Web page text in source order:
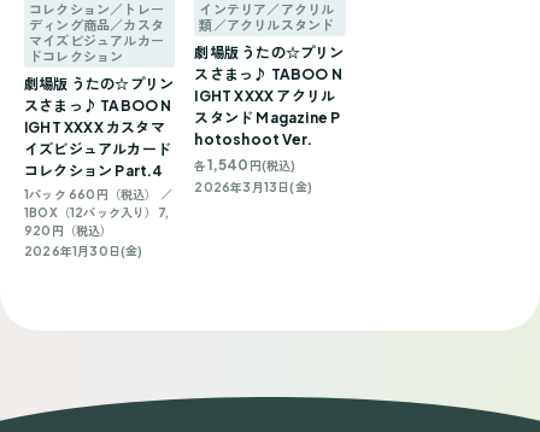
コレクション／トレー
ディング商品／カスタ
マイズビジュアルカー
ドコレクション
劇場版 うたの☆プリン
スさまっ♪ TABOO N
IGHT XXXX カスタマ
イズビジュアルカード
コレクション Part.4
1パック 660円（税込） ／
1BOX（12パック入り）7,
920円（税込）
2026年1月30日(金)
インテリア／アクリル
類／アクリルスタンド
劇場版 うたの☆プリン
スさまっ♪ TABOO N
IGHT XXXX アクリル
スタンド Magazine P
hotoshoot Ver.
各1,540 円(税込)
2026年3月13日(金)